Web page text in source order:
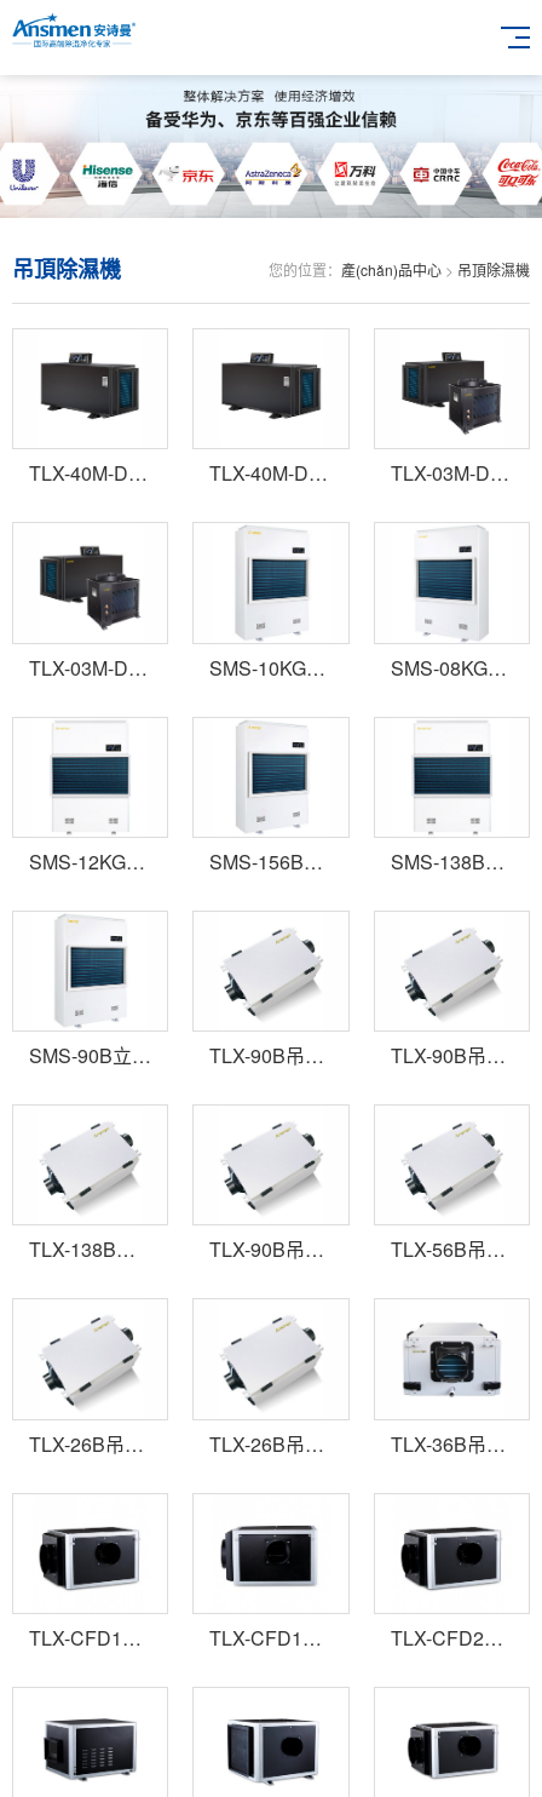
您的位置： 產(chǎn)品中心 > 吊頂除濕機
吊頂除濕機
TLX-40M-D吊頂管道調溫降溫除濕機 TLX-40M-D吊頂管道調溫降溫除濕機 TLX-03M-D吊頂管道調溫降溫除濕機
TLX-03M-D吊頂管道調溫降溫除濕機 SMS-10KG立式管道型除濕機 SMS-08KG立式管道型除濕機
SMS-12KG立式管道型除濕機 SMS-156B立式管道型除濕機 SMS-138B立式管道型除濕機
SMS-90B立式管道型除濕機 TLX-90B吊頂管道新風(fēng)型除濕機 TLX-90B吊頂管道新風(fēng)型除濕機
TLX-138B吊頂管道新風(fēng)型除濕機 TLX-90B吊頂管道新風(fēng)型除濕機 TLX-56B吊頂管道新風(fēng)型除濕機
TLX-26B吊頂管道新風(fēng)型除濕機 TLX-26B吊頂管道新風(fēng)型除濕機 TLX-36B吊頂管道新風(fēng)型除濕機
TLX-CFD10(二代)吊頂除濕機 TLX-CFD12(二代)吊頂除濕機 TLX-CFD20(二代)吊頂除濕機